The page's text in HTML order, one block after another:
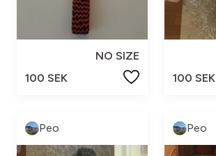
NO SIZE
100 SEK
100 SEK
Peo Peo